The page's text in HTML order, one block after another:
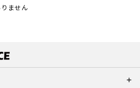
ません